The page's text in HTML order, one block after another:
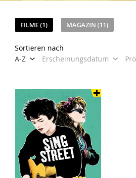
FILME (1) MAGAZIN (11)
Sortieren nach
A-Z
Erscheinungsdatum